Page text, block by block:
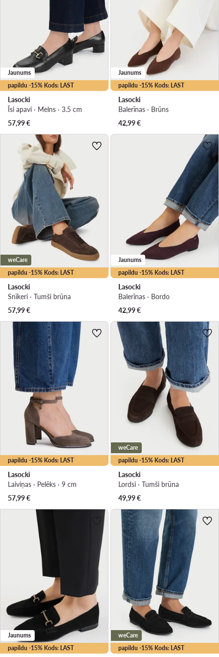
papildu -15% Kods: LAST
Jaunums
Lasocki
Īsi apavi · Melns · 3.5 cm
57,99€
papildu -15% Kods: LAST
Jaunums
Lasocki
Balerīnas · Brūns
42,99€
papildu -15% Kods: LAST
weCare
Lasocki
Snīkeri · Tumši brūna
57,99€
papildu -15% Kods: LAST
Jaunums
Lasocki
Balerīnas · Bordo
42,99€
papildu -15% Kods: LAST
Lasocki
Laiviņas · Pelēks · 9 cm
57,99€
papildu -15% Kods: LAST
weCare
Lasocki
Lordsi · Tumši brūna
49,99€
papildu -15% Kods: LAST
Jaunums
papildu -15% Kods: LAST
weCare